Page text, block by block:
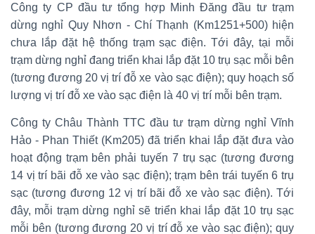
Công ty CP đầu tư tổng hợp Minh Đăng đầu tư trạm
dừng nghỉ Quy Nhơn - Chí Thạnh (Km1251+500) hiện
chưa lắp đặt hệ thống trạm sạc điện. Tới đây, tại mỗi
trạm dừng nghỉ đang triển khai lắp đặt 10 trụ sạc mỗi bên
(tương đương 20 vị trí đỗ xe vào sạc điện); quy hoạch số
lượng vị trí đỗ xe vào sạc điện là 40 vị trí mỗi bên trạm.
Công ty Châu Thành TTC đầu tư trạm dừng nghỉ Vĩnh
Hảo - Phan Thiết (Km205) đã triển khai lắp đặt đưa vào
hoạt động trạm bên phải tuyến 7 trụ sạc (tương đương
14 vị trí bãi đỗ xe vào sạc điện); trạm bên trái tuyến 6 trụ
sạc (tương đương 12 vị trí bãi đỗ xe vào sạc điện). Tới
đây, mỗi trạm dừng nghỉ sẽ triển khai lắp đặt 10 trụ sạc
mỗi bên (tương đương 20 vị trí đỗ xe vào sạc điện); quy